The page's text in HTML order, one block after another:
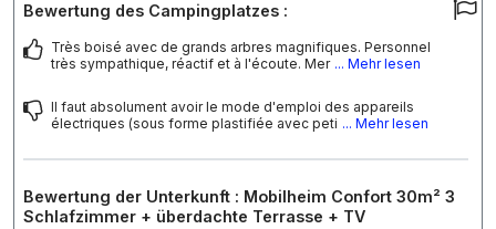
Bewertung des Campingplatzes :
Très boisé avec de grands arbres magnifiques. Personnel
très sympathique, réactif et à l'écoute. Mer ... Mehr lesen
Il faut absolument avoir le mode d'emploi des appareils
électriques (sous forme plastifiée avec peti ... Mehr lesen
Bewertung der Unterkunft : Mobilheim Confort 30m² 3
Schlafzimmer + überdachte Terrasse + TV